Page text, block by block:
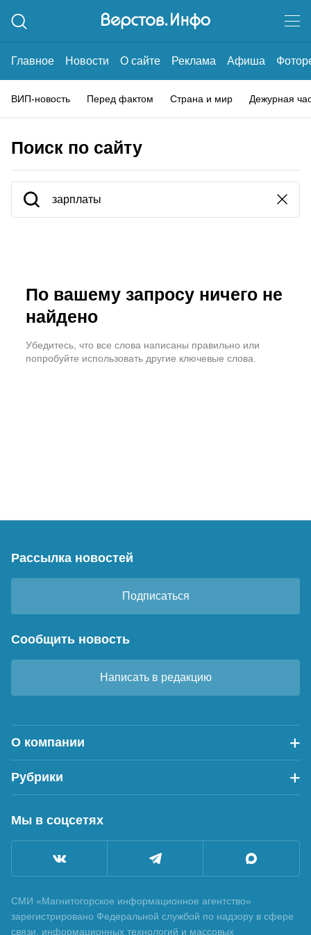
Главное Новости О сайте Реклама Афиша
ВИП-новость Перед фактом Страна и мир Дежурная
Поиск по сайту
По вашему запросу ничего не
найдено
Убедитесь, что все слова написаны правильно или
попробуйте использовать другие ключевые слова.
Рассылка новостей
Подписаться
Сообщить новость
Написать в редакцию
О компании
Рубрики
Мы в соцсетях
СМИ «Магнитогорское информационное агентство»
зарегистрировано Федеральной службой по надзору в сфере
связи, информационных технологий и массовых